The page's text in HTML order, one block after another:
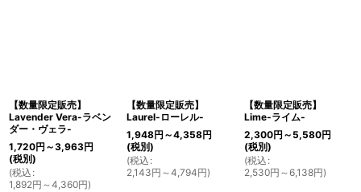
【数量限定販売】
Lavender Vera-ラベン
ダー・ヴェラ-
1,720円 ～3,963円
(税別)
(税込 :
1,892円 ～4,360円)
【数量限定販売】
Laurel-ローレル-
1,948円 ～4,358円
(税別)
(税込 :
2,143円 ～4,794円)
【数量限定販売】
Lime-ライム-
2,300円 ～5,580円
(税別)
(税込 :
2,530円 ～6,138円)